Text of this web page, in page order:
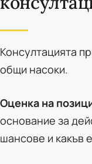
Консултацията
общи насоки.
Оценка на
основание за
шансове и какъв